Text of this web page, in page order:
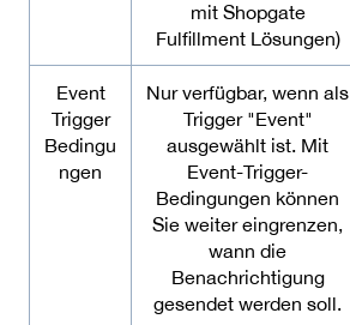
mit Shopgate
Fulfillment Lösungen)
Event
Trigger
Bedingu
ngen
Nur verfügbar, wenn als
Trigger "Event"
ausgewählt ist. Mit
Event-Trigger-
Bedingungen können
Sie weiter eingrenzen,
wann die
Benachrichtigung
gesendet werden soll.